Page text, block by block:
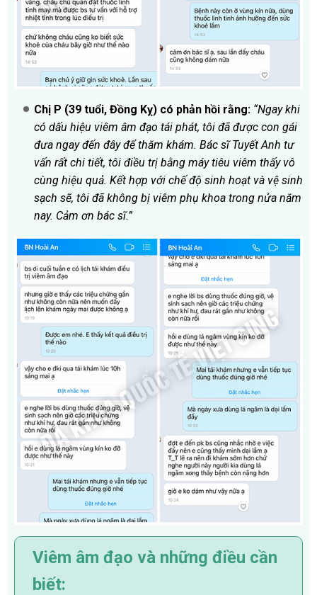
Chị P (39 tuổi, Đồng Kỵ) có phản hồi rằng: “Ngay khi
có dấu hiệu viêm âm đạo tái phát, tôi đã được con gái
đưa ngay đến đây để thăm khám. Bác sĩ Tuyết Anh tư
vấn rất chi tiết, tôi điều trị bằng máy tiêu viêm thấy vô
cùng hiệu quả. Kết hợp với chế độ sinh hoạt và vệ sinh
sạch sẽ, tôi đã không bị viêm phụ khoa trong nửa năm
nay. Cảm ơn bác sĩ.”
Viêm âm đạo và những điều cần
biết: